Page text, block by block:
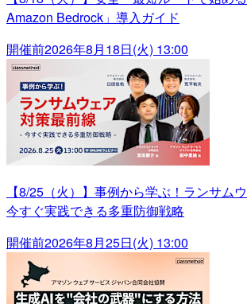
Amazon Bedrock」導入ガイド
開催前2026年8月18日(火) 13:00
【8/25（火）】事例から学ぶ！ランサム
今すぐ実践できる多重防御戦略
開催前2026年8月25日(火) 13:00